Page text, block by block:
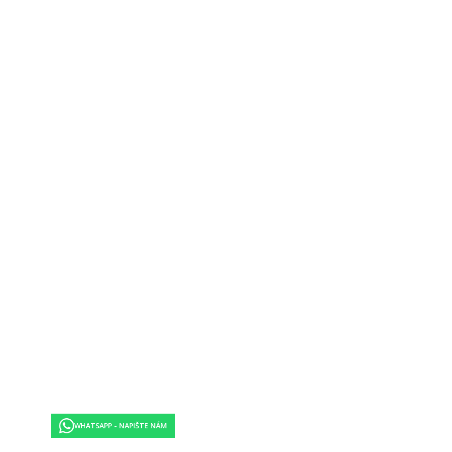
a ve 2 vedlejších budovách. Pokoje byly naposledy renovovány v roce 2024. K vybavení hotelu patří recepce (přihlášení je možné od
parkoviště (zdarma) a security entry system. O blaho hostů se stará restaurace (klimatizovaná). Wi-Fi je hotelovým hostům k dispozici
výhled. Dále má hotel konferenční prostor s celkem 30 sedadly a připojením k internetu. Úklid pokojů, služba žehlení prádla a concierge
zahrnuje snídaně, obědy a večeře. Snídaně, obědy a večeře pouze ve vybraných restauracích.
poskytovatelů). Nabídka wellness: lázeňská oblast a masáže za poplatek. Hlídání dětí: babysitting (zdarma). Herna.
služby jsou závislé na ročním období a na místních klimatických podmínkách. Jazyky: angličtina. Kreditní karty: cestovní šeky,
pohodlí a relaxaci. Každý pokoj je vybaven vlastním sociálním zařízením a koupelnou se sprchou či vanou. Pokoje disponují také
jsou plně klimatizovány. V každém pokoji je dostupné WiFi připojení. Suity mají navíc obývací část s gaučem.
WHATSAPP - NAPIŠTE NÁM